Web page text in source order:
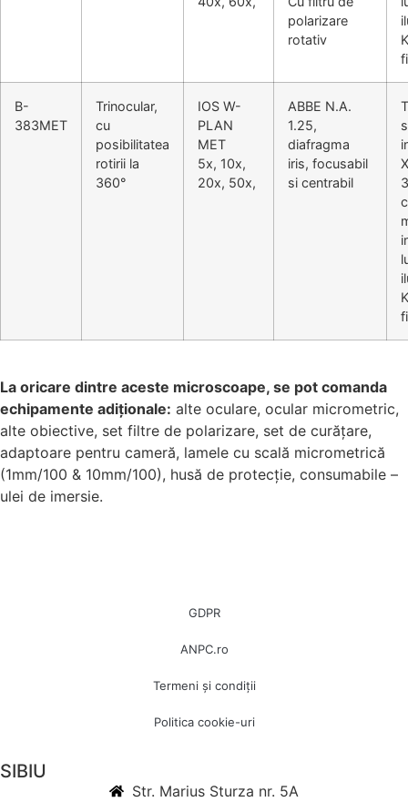
polarizare
rotativ
B-
383MET
Trinocular,
cu
posibilitatea
rotirii la
360°
IOS W-
PLAN
MET
5x, 10x,
20x, 50x,
ABBE N.A.
1.25,
diafragma
iris, focusabil
si centrabil
La oricare dintre aceste microscoape, se pot comanda
echipamente adiționale: alte oculare, ocular micrometric,
alte obiective, set filtre de polarizare, set de curățare,
adaptoare pentru cameră, lamele cu scală micrometrică
(1mm/100 & 10mm/100), husă de protecție, consumabile –
ulei de imersie.
GDPR
ANPC.ro
Termeni și condiții
Politica cookie-uri
SIBIU
Str. Marius Sturza nr. 5A